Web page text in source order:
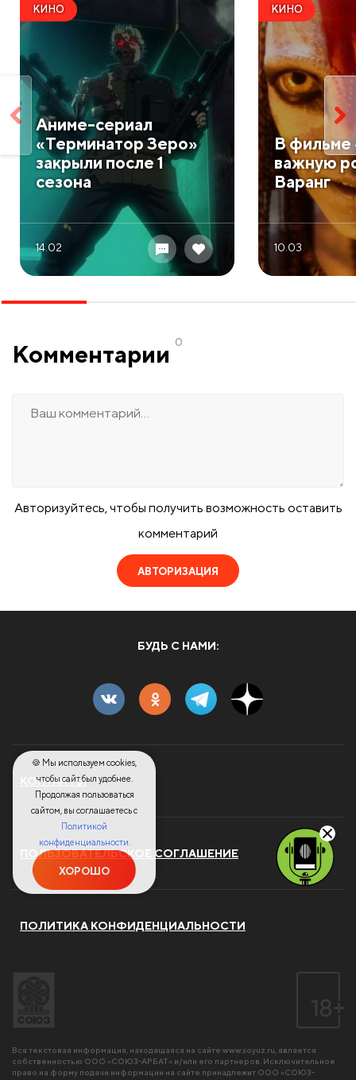
КИНО
Аниме-сериал
«Терминатор Зеро»
закрыли после 1
сезона
14.02
КИНО
В фильме
важную
Варанг
10.03
Комментарии 0
Авторизуйтесь, чтобы получить возможность оставить
комментарий
АВТОРИЗАЦИЯ
БУДЬ С НАМИ:
КОНТАКТЫ
ПОЛЬЗОВАТЕЛЬСКОЕ СОГЛАШЕНИЕ
ПОЛИТИКА КОНФИДЕНЦИАЛЬНОСТИ
Вся текстовая информация, находящаяся на сайте www.soyuz.ru , является
собственностью ООО «СОЮЗ-АРБАТ» и/или его партнеров. Исключительное
право на форму подачи информации на сайте принадлежит ООО «СОЮЗ-
🍪 Мы используем cookies,
чтобы сайт был удобнее.
Продолжая пользоваться
сайтом, вы соглашаетесь с
Политикой
конфиденциальности.
ХОРОШО